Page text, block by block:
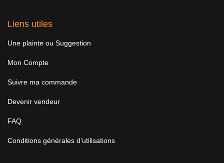
Liens utiles
Une plainte ou Suggestion
Mon Compte
Suivre ma commande
Devenir vendeur
FAQ
Conditions générales d’utilisations